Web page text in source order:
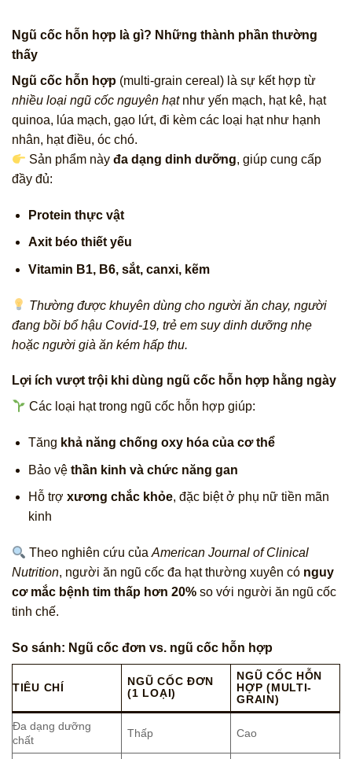
Ngũ cốc hỗn hợp là gì? Những thành phần thường
thấy
Ngũ cốc hỗn hợp (multi-grain cereal) là sự kết hợp từ
nhiều loại ngũ cốc nguyên hạtnhư yến mạch, hạt kê, hạt
quinoa, lúa mạch, gạo lứt, đi kèm các loại hạt như hạnh
nhân, hạt điều, óc chó.
Sản phẩm nàyđa dạng dinh dưỡng, giúp cung cấp
đầy đủ:
Protein thực vật
Axit béo thiết yếu
Vitamin B1, B6, sắt, canxi, kẽm
Thường được khuyên dùng cho người ăn chay, người
đang bồi bổ hậu Covid-19, trẻ em suy dinh dưỡng nhẹ
hoặc người già ăn kém hấp thu.
Lợi ích vượt trội khi dùng ngũ cốc hỗn hợp hằng ngày
Các loại hạt trong ngũ cốc hỗn hợp giúp:
Tăng khả năng chống oxy hóa của cơ thể
Bảo vệ thần kinh và chức năng gan
Hỗ trợ xương chắc khỏe, đặc biệt ở phụ nữ tiền mãn
kinh
Theo nghiên cứu củaAmerican Journal of Clinical
Nutrition, người ăn ngũ cốc đa hạt thường xuyên có nguy
cơ mắc bệnh tim thấp hơn 20% so với người ăn ngũ cốc
tinh chế.
So sánh: Ngũ cốc đơn vs. ngũ cốc hỗn hợp
TIÊU CHÍ
NGŨ CỐC ĐƠN
(1 LOẠI)
NGŨ CỐC HỖN
HỢP (MULTI-
GRAIN)
Đa dạng dưỡng
chất
Thấp Cao